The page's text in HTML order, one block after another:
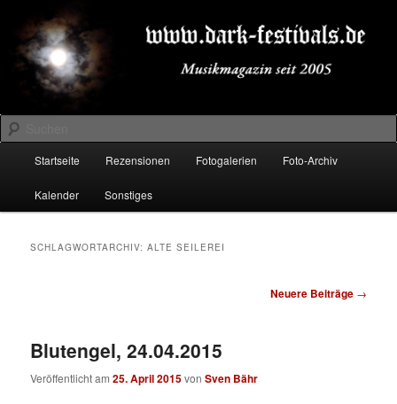
primären
Inhalt
springen
sekundären
Inhalt
springenDARK-FESTIVALS.DE
Suchen
Startseite Rezensionen Fotogalerien Foto-Archiv
Kalender Sonstiges
SCHLAGWORTARCHIV:ALTE SEILEREI
Neuere Beiträge →
Blutengel, 24.04.2015
Veröffentlicht am25. April 2015vonSven Bähr